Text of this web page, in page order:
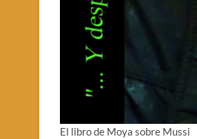
El libro de Moya sobre Mussi